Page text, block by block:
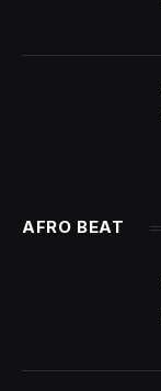
AFRO BEAT